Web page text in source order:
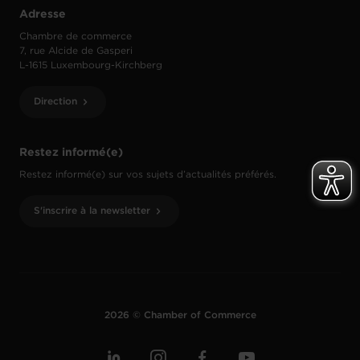
Restez informé(e)
Restez informé(e) sur vos sujets d’actualités préférés.
S'inscrire à la newsletter
Adresse
Chambre de commerce
7, rue Alcide de Gasperi
L-1615 Luxembourg-Kirchberg
Direction
2026 © Chamber of Commerce